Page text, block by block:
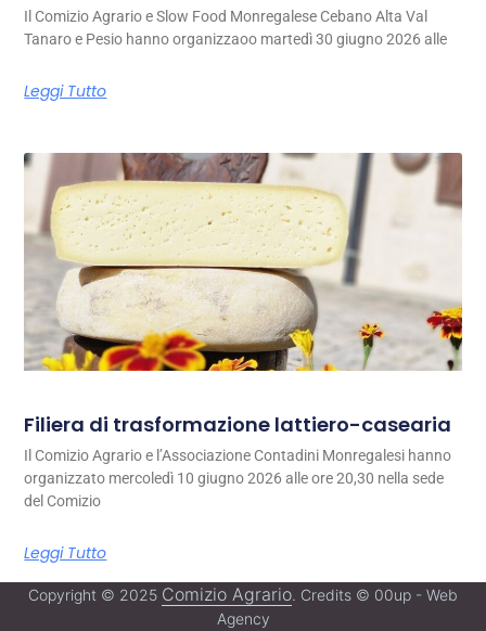
Il Comizio Agrario e Slow Food Monregalese Cebano Alta Val
Tanaro e Pesio hanno organizzaoo martedì 30 giugno 2026 alle
Leggi Tutto
Filiera di trasformazione lattiero-casearia
Il Comizio Agrario e l’Associazione Contadini Monregalesi hanno
organizzato mercoledì 10 giugno 2026 alle ore 20,30 nella sede
del Comizio
Leggi Tutto
Copyright © 2025 Comizio Agrario. Credits © 00up - Web
Agency